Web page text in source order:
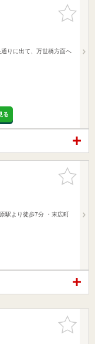
お気に入
りに追加
りに出て、万世橋方面へ
る
お気に入
りに追加
駅より徒歩7分 ・末広町
お気に入
りに追加